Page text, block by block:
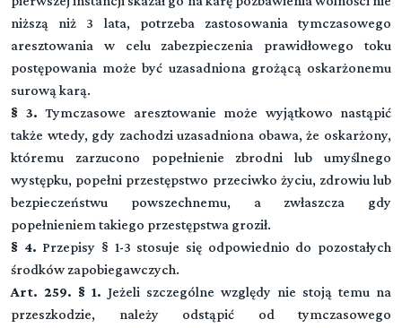
niższą niż 3 lata, potrzeba zastosowania tymczasowego
aresztowania w celu zabezpieczenia prawidłowego toku
postępowania może być uzasadniona grożącą oskarżonemu
surową karą.
§ 3. Tymczasowe aresztowanie może wyjątkowo nastąpić
także wtedy, gdy zachodzi uzasadniona obawa, że oskarżony,
któremu zarzucono popełnienie zbrodni lub umyślnego
występku, popełni przestępstwo przeciwko życiu, zdrowiu lub
bezpieczeństwu powszechnemu, a zwłaszcza gdy
popełnieniem takiego przestępstwa groził.
§ 4. Przepisy § 1-3 stosuje się odpowiednio do pozostałych
środków zapobiegawczych.
Art. 259. § 1. Jeżeli szczególne względy nie stoją temu na
przeszkodzie, należy odstąpić od tymczasowego